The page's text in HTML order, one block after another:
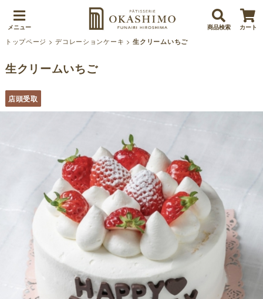
メニュー 商品検索 カート
トップページ >デコレーションケーキ >生クリームいちご
生クリームいちご
店頭受取